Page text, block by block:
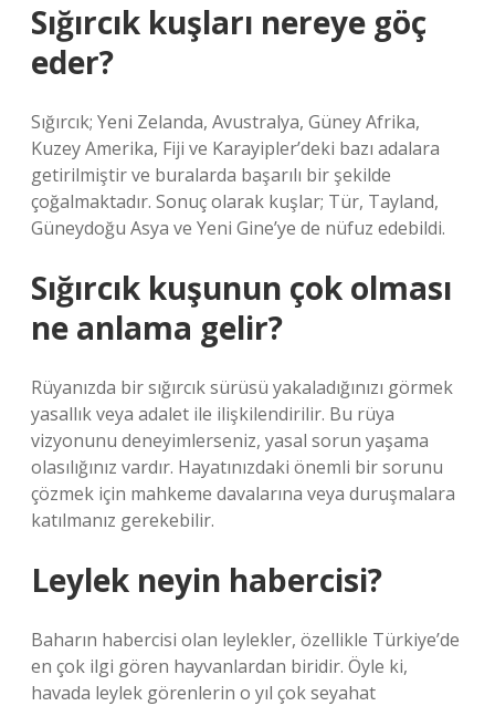
Sığırcık kuşları nereye göç
eder?
Sığırcık; Yeni Zelanda, Avustralya, Güney Afrika,
Kuzey Amerika, Fiji ve Karayipler’deki bazı adalara
getirilmiştir ve buralarda başarılı bir şekilde
çoğalmaktadır. Sonuç olarak kuşlar; Tür, Tayland,
Güneydoğu Asya ve Yeni Gine’ye de nüfuz edebildi.
Sığırcık kuşunun çok olması
ne anlama gelir?
Rüyanızda bir sığırcık sürüsü yakaladığınızı görmek
yasallık veya adalet ile ilişkilendirilir. Bu rüya
vizyonunu deneyimlerseniz, yasal sorun yaşama
olasılığınız vardır. Hayatınızdaki önemli bir sorunu
çözmek için mahkeme davalarına veya duruşmalara
katılmanız gerekebilir.
Leylek neyin habercisi?
Baharın habercisi olan leylekler, özellikle Türkiye’de
en çok ilgi gören hayvanlardan biridir. Öyle ki,
havada leylek görenlerin o yıl çok seyahat